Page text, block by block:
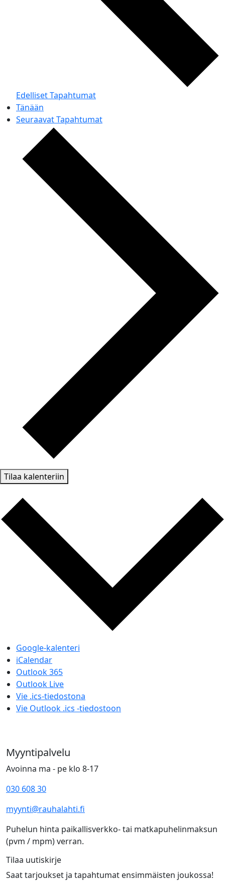
EdellisetTapahtumat
Tänään
SeuraavatTapahtumat
Tilaa kalenteriin
Google-kalenteri
iCalendar
Outlook 365
Outlook Live
Vie .ics-tiedostona
Vie Outlook .ics -tiedostoon
Myyntipalvelu
Avoinna ma - pe klo 8-17
030 608 30
myynti@rauhalahti.fi
Puhelun hinta paikallisverkko- tai matkapuhelinmaksun
(pvm / mpm) verran.
Tilaa uutiskirje
Saat tarjoukset ja tapahtumat ensimmäisten joukossa!